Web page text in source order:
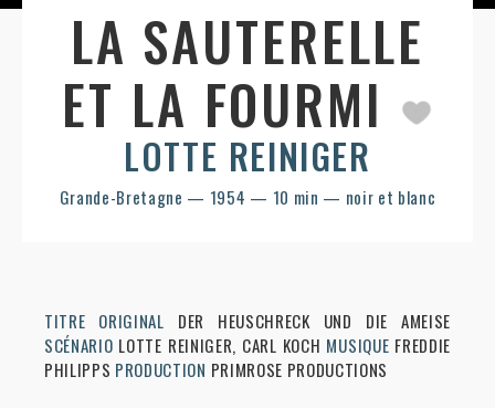
LA SAUTERELLE
ET LA FOURMI
LOTTE REINIGER
Grande-Bretagne — 1954 — 10 min — noir et blanc
TITRE ORIGINAL DER HEUSCHRECK UND DIE AMEISE
SCÉNARIO LOTTE REINIGER, CARL KOCH MUSIQUE FREDDIE
PHILIPPS PRODUCTION PRIMROSE PRODUCTIONS